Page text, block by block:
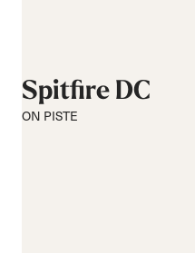
Spitfire DC
ON PISTE